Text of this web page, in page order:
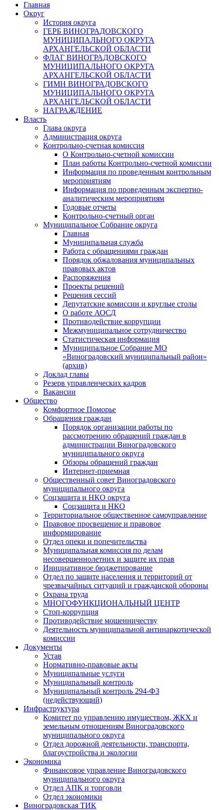
Главная
Округ
История округа
ГЕРБ ВИНОГРАДОВСКОГО
МУНИЦИПАЛЬНОГО ОКРУГА
АРХАНГЕЛЬСКОЙ ОБЛАСТИ
ФЛАГ ВИНОГРАДОВСКОГО
МУНИЦИПАЛЬНОГО ОКРУГА
АРХАНГЕЛЬСКОЙ ОБЛАСТИ
ГИМН ВИНОГРАДОВСКОГО
МУНИЦИПАЛЬНОГО ОКРУГА
АРХАНГЕЛЬСКОЙ ОБЛАСТИ
НАГРАЖДЕНИЕ
Власть
Глава округа
Администрация округа
Контрольно-счетная комиссия
О Контрольно-счетной комиссии
План работы Контрольно-счетной комиссии
Информация по проведенным контрольным
мероприятиям
Информация по проведенным экспертно-
аналитическим мероприятиям
Годовые отчеты
Контрольно-счетный орган
Муниципальное Собрание округа
Главная
Муниципальная служба
Работа с обращениями граждан
Порядок обжалования муниципальных
правовых актов
Распоряжения
Проекты решений
Решения сессий
Депутатские комиссии и круглые столы
О работе АОСД
Противодействие коррупции
Межмуниципальное сотрудничество
Статистическая информация
Муниципальное Собрание МО
«Виноградовский муниципальный район»
(архив)
Доклад главы
Резерв управленческих кадров
Вакансии
Общество
Комфортное Поморье
Обращения граждан
Порядок организации работы по
рассмотрению обращений граждан в
администрации Виноградовского
муниципального округа
Обзоры обращений граждан
Интернет-приемная
Общественный совет Виноградовского
муниципального округа
Соцзащита и НКО округа
Соцзащита и НКО
Территориальное общественное самоуправление
Правовое просвещение и правовое
информирование
Отдел опеки и попечительства
Муниципальная комиссия по делам
несовершеннолетних и защите их прав
Инициативное бюджетирование
Отдел по защите населения и территорий от
чрезвычайных ситуаций и гражданской обороны
Охрана труда
МНОГОФУНКЦИОНАЛЬНЫЙ ЦЕНТР
Стоп-коррупция
Противодействие мошенничеству
Деятельность муниципальной антинаркотической
комиссии
Документы
Устав
Нормативно-правовые акты
Муниципальные услуги
Муниципальный контроль
Муниципальный контроль 294-ФЗ
(недействующий)
Инфраструктура
Комитет по управлению имуществом, ЖКХ и
земельным отношениям Виноградовского
муниципального округа
Отдел дорожной деятельности, транспорта,
благоустройства и экологии
Экономика
Финансовое управление Виноградовского
муниципального округа
Отдел АПК и торговли
Отдел экономики
Виноградовская ТИК